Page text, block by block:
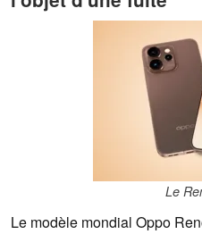
Le
Le modèle mondial Oppo